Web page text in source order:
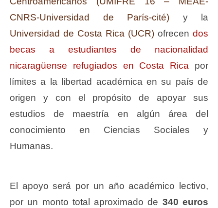
CNRS-Universidad de París-cité) y la
Universidad de Costa Rica (UCR) ofrecen dos
becas a estudiantes de nacionalidad
nicaragüense refugiados en Costa Rica por
límites a la libertad académica en su país de
origen y con el propósito de apoyar sus
estudios de maestría en algún área del
conocimiento en Ciencias Sociales y
Humanas.
El apoyo será por un año académico lectivo,
por un monto total aproximado de 340 euros